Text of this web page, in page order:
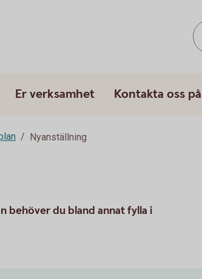
Er verksamhet Kontakta oss
Nyanställning
behöver du bland annat fylla i